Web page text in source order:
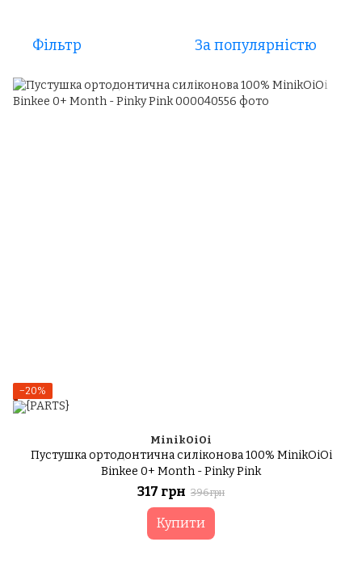
Фільтр За популярністю
−20%
MinikOiOi
Пустушка ортодонтична силіконова 100% MinikOiOi
Binkee 0+ Month - Pinky Pink
317 грн 396 грн
Купити